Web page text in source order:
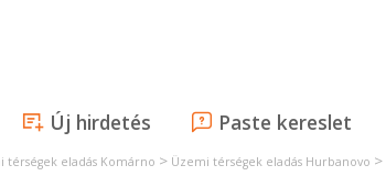
Új hirdetés Paste kereslet
térségek eladás Komárno > Üzemi térségek eladás Hurbanovo >